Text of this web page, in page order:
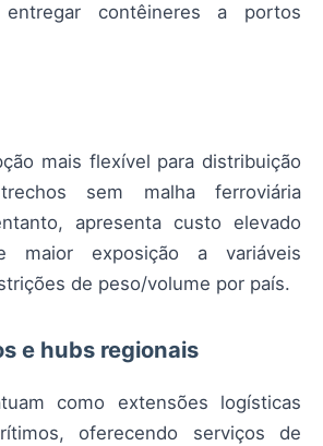
contêineres a portos
mais flexível para distribuição
sem malha ferroviária
apresenta custo elevado
maior exposição a variáveis
de peso/volume por país.
e hubs regionais
como extensões logísticas
oferecendo serviços de